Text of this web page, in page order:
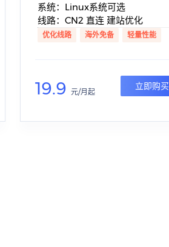
系统：Linux系统可选
线路：CN2 直连 建站优化
优化线路 海外免备 轻量性能
19.9元/月起
立即购买